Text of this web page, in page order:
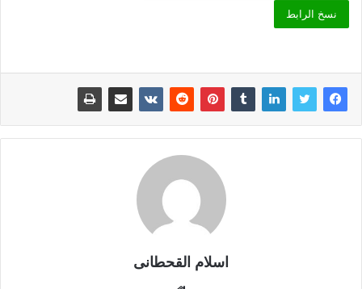
نسخ الرابط
اسلام القحطانى